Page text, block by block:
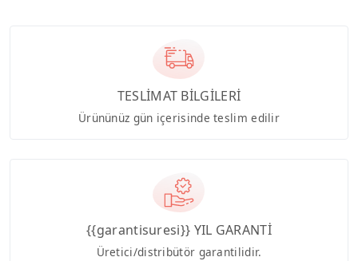
TESLİMAT BİLGİLERİ
Ürününüz gün içerisinde teslim edilir
{{garantisuresi}} YIL GARANTİ
Üretici/distribütör garantilidir.